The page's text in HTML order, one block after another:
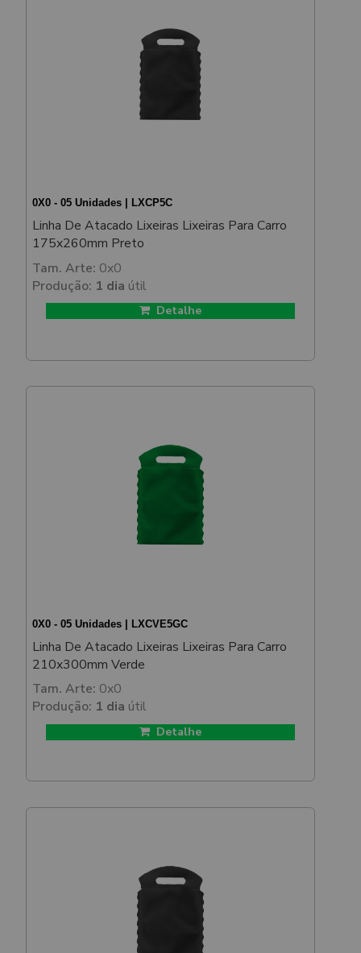
0X0 - 05 Unidades | LXCP5C
Linha De Atacado Lixeiras Lixeiras Para Carro
175x260mm Preto
Tam. Arte: 0x0
Produção: 1 dia útil
Detalhe
0X0 - 05 Unidades | LXCVE5GC
Linha De Atacado Lixeiras Lixeiras Para Carro
210x300mm Verde
Tam. Arte: 0x0
Produção: 1 dia útil
Detalhe